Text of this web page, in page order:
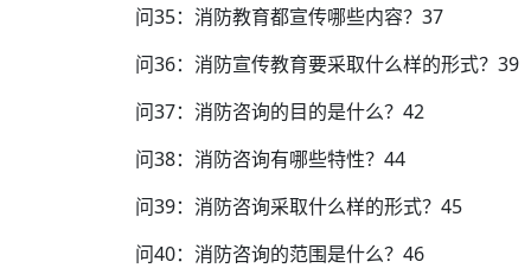
问35：消防教育都宣传哪些内容？37
问36：消防宣传教育要采取什么样的形式？39
问37：消防咨询的目的是什么？42
问38：消防咨询有哪些特性？44
问39：消防咨询采取什么样的形式？45
问40：消防咨询的范围是什么？46